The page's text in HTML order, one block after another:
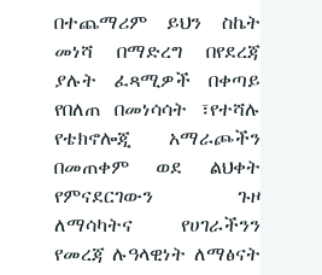
በተጨማሪም ይህን ስኬት
መነሻ በማድረግ በየደረጃ
ያሉት ፈጻሚዎች በቀጣይ
የበለጠ በመነሳሳት ፣የተሻሉ
የቴክኖሎጂ አማራጮችን
በመጠቀም ወደ ልህቀት
የምናደርገውን ጉዞ
ለማሳካትና የሀገራችንን
የመረጃ ሉዓላዊነት ለማፅናት